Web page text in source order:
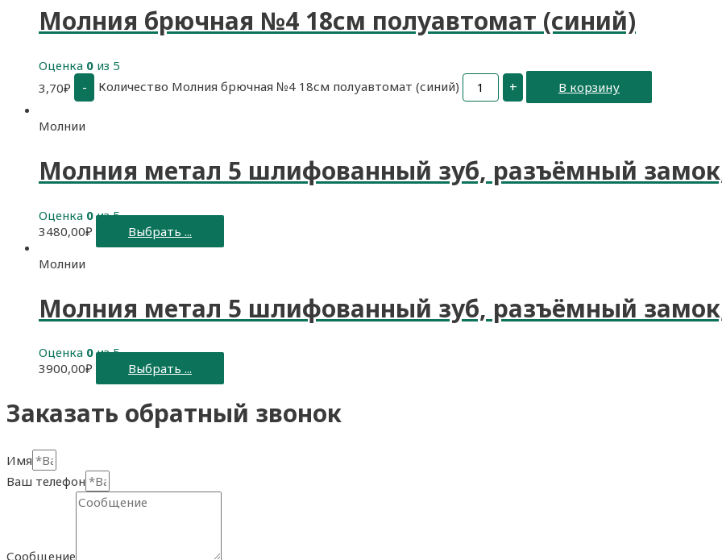
Молния брючная №4 18см полуавтомат (синий)
Оценка 0 из 5
3,70₽ - Количество Молния брючная №4 18см полуавтомат (синий) + В корзину
Молнии
Молния метал 5 шлифованный зуб, разъёмный
Оценка 0из 5
3480,00₽
Выбрать ...
Молнии
Молния метал 5 шлифованный зуб, разъёмный
Оценка 0из 5
3900,00₽ Выбрать ...
Заказать обратный звонок
Имя
Ваш телефон
Сообщение